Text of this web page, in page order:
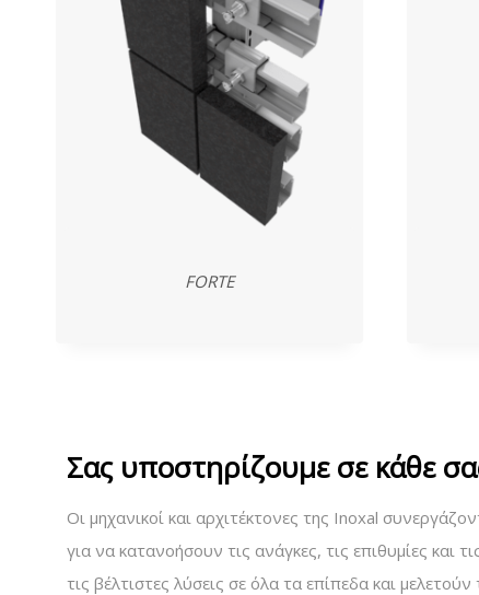
FORTE
Σας υποστηρίζουμε σε κάθε
Oι μηχανικοί και αρχιτέκτονες της Inoxal
για να κατανοήσουν τις ανάγκες, τις επιθυμίες και
τις βέλτιστες λύσεις σε όλα τα επίπεδα και